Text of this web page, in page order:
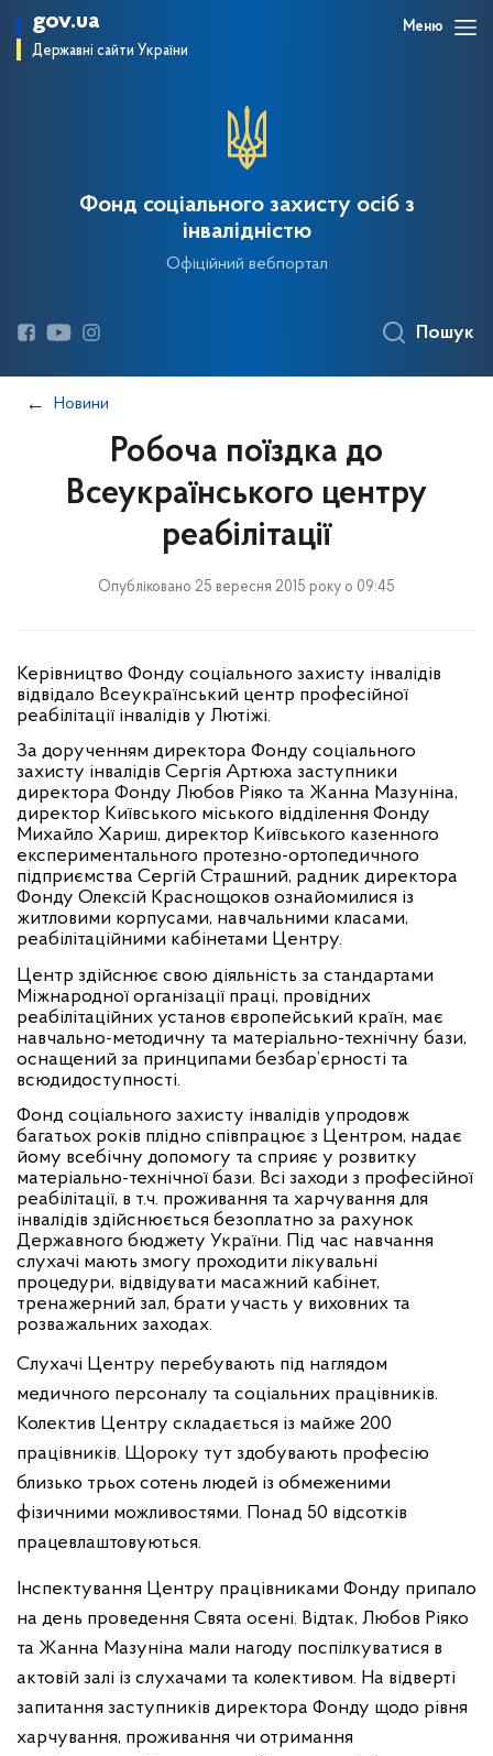
gov.ua
Державні сайти України
Меню
Фонд соціального захисту осіб з
інвалідністю
Офіційний вебпортал
Пошук
Новини
Робоча поїздка до
Всеукраїнського центру
реабілітації
Опубліковано 25 вересня 2015 року о 09:45
Керівництво Фонду соціального захисту інвалідів
відвідало Всеукраїнський центр професійної
реабілітації інвалідів у Лютіжі.
За дорученням директора Фонду соціального
захисту інвалідів Сергія Артюха заступники
директора Фонду Любов Ріяко та Жанна Мазуніна,
директор Київського міського відділення Фонду
Михайло Хариш, директор Київського казенного
експериментального протезно-ортопедичного
підприємства Сергій Страшний, радник директора
Фонду Олексій Краснощоков ознайомилися із
житловими корпусами, навчальними класами,
реабілітаційними кабінетами Центру.
Центр здійснює свою діяльність за стандартами
Міжнародної організації праці, провідних
реабілітаційних установ європейський країн, має
навчально-методичну та матеріально-технічну бази,
оснащений за принципами безбар’єрності та
всюдидоступності.
Фонд соціального захисту інвалідів упродовж
багатьох років плідно співпрацює з Центром, надає
йому всебічну допомогу та сприяє у розвитку
матеріально-технічної бази. Всі заходи з професійної
реабілітації, в т.ч. проживання та харчування для
інвалідів здійснюється безоплатно за рахунок
Державного бюджету України. Під час навчання
слухачі мають змогу проходити лікувальні
процедури, відвідувати масажний кабінет,
тренажерний зал, брати участь у виховних та
розважальних заходах.
Слухачі Центру перебувають під наглядом
медичного персоналу та соціальних працівників.
Колектив Центру складається із майже 200
працівників. Щороку тут здобувають професію
близько трьох сотень людей із обмеженими
фізичними можливостями. Понад 50 відсотків
працевлаштовуються.
Інспектування Центру працівниками Фонду припало
на день проведення Свята осені. Відтак, Любов Ріяко
та Жанна Мазуніна мали нагоду поспілкуватися в
актовій залі із слухачами та колективом. На відверті
запитання заступників директора Фонду щодо рівня
харчування, проживання чи отримання